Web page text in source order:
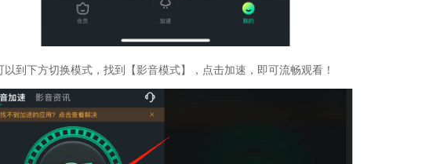
以到下方切换模式，找到【影音模式】，点击加速，即可流畅观看！